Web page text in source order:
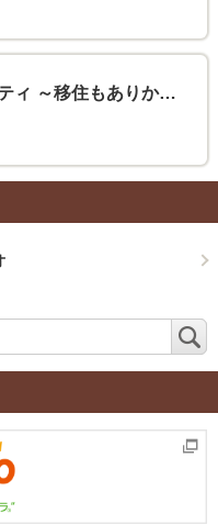
ィ ～移住もありか…